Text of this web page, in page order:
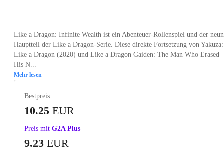
Like a Dragon: Infinite Wealth ist ein Abenteuer-Rollenspiel und der
Hauptteil der Like a Dragon-Serie. Diese direkte Fortsetzung von Yakuza:
Like a Dragon (2020) und Like a Dragon Gaiden: The Man Who Erased
His N...
Mehr lesen
Bestpreis
10.25 EUR
Preis mit G2A Plus
9.23 EUR